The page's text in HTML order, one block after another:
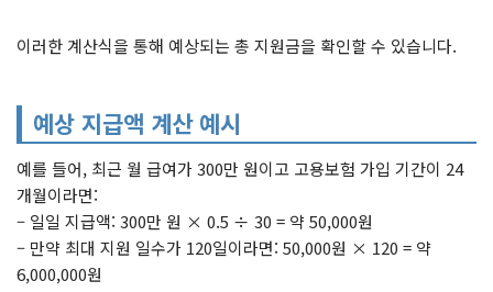
이러한 계산식을 통해 예상되는 총 지원금을 확인할 수 있습니다.
예상 지급액 계산 예시
예를 들어, 최근 월 급여가 300만 원이고 고용보험 가입 기간이 24
개월이라면:
– 일일 지급액: 300만 원 × 0.5 ÷ 30 = 약 50,000원
– 만약 최대 지원 일수가 120일이라면: 50,000원 × 120 = 약
6,000,000원